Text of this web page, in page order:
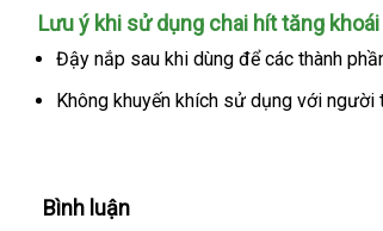
Popper
Super
Rush
Black
Lưu ý khi sử dụng chai hít tăng
Đậy nắp sau khi dùng Nhật
Bản
đểcó
mua
các thành
Không khuyến khích sử dụng Trung
với người
Bình luận